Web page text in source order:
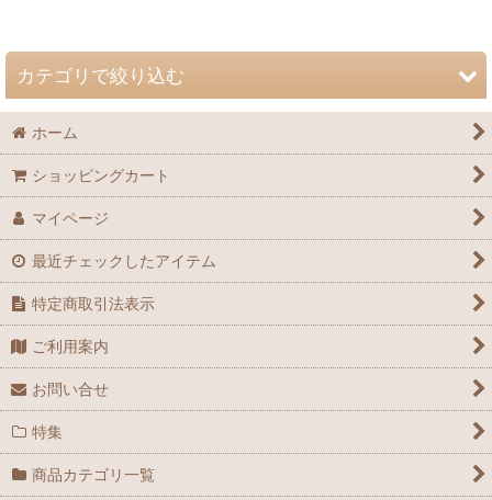
並び順 :
カテゴリで絞り込む
自然史博物館友の会 会誌「Nature Study」 (全商品)
72巻（2026年）
71巻（2025年）
69巻（2023年）
68巻（2022年）
66巻（2020年）
ホーム
ショッピングカート
マイページ
最近チェックしたアイテム
特定商取引法表示
ご利用案内
お問い合せ
特集
商品カテゴリ一覧